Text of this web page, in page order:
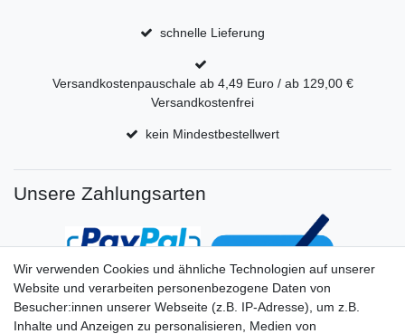
schnelle Lieferung
Versandkostenpauschale ab 4,49 Euro / ab 129,00 €
Versandkostenfrei
kein Mindestbestellwert
Unsere Zahlungsarten
Wir verwenden Cookies und ähnliche Technologien auf unserer
Website und verarbeiten personenbezogene Daten von
Besucher:innen unserer Webseite (z.B. IP-Adresse), um z.B.
Inhalte und Anzeigen zu personalisieren, Medien von